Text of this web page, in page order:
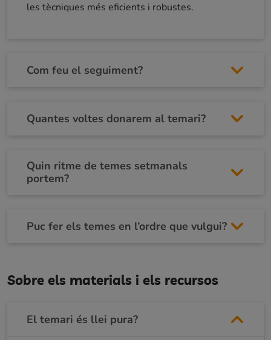
les tècniques més eficients i robustes.
Com feu el seguiment?
Quantes voltes donarem al temari?
Quin ritme de temes setmanals
portem?
Puc fer els temes en l’ordre que vulgui?
Sobre els materials i els recursos
El temari és llei pura?